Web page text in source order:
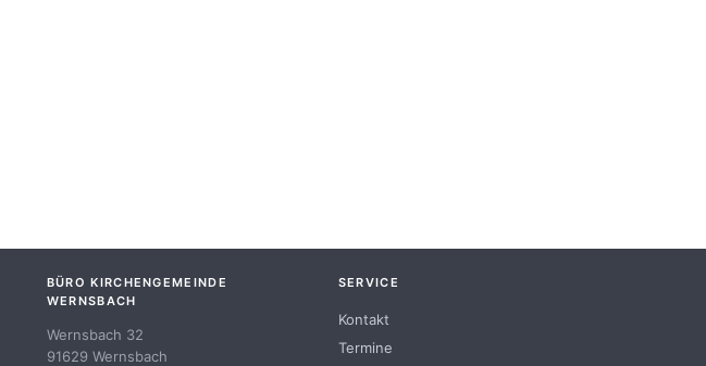
BÜRO KIRCHENGEMEINDE
WERNSBACH
Wernsbach 32
91629 Wernsbach
SERVICE
Kontakt
Termine